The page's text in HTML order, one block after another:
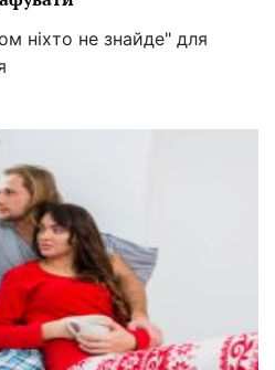
ніхто не знайде" для